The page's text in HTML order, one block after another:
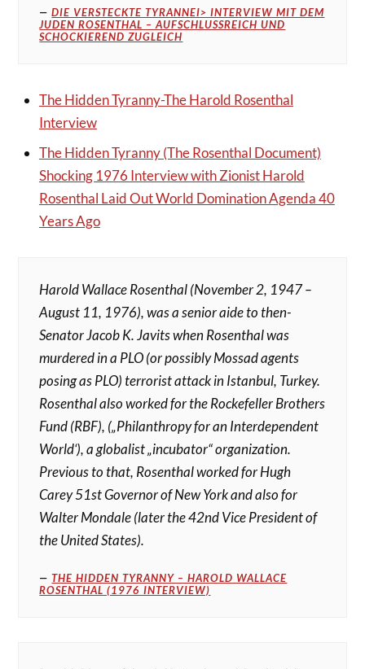
DIE VERSTECKTE TYRANNEI> INTERVIEW MIT DEM
JUDEN ROSENTHAL – AUFSCHLUSSREICH UND S
CHOCKIEREND ZUGLEICH
The Hidden Tyranny-The Harold Rosenthal
Interview
The Hidden Tyranny (The Rosenthal Document)
Shocking 1976 Interview with Zionist Harold
Rosenthal Laid Out World Domination Agenda 40
Years Ago
Harold Wallace Rosenthal (November 2, 1947 –
August 11, 1976), was a senior aide to then-
Senator Jacob K. Javits when Rosenthal was
murdered in a PLO (or possibly Mossad agents
posing as PLO) terrorist attack in Istanbul, Turkey.
Rosenthal also worked for the Rockefeller Brothers
Fund (RBF), („Philanthropy for an Interdependent
World‘), a globalist „incubator“ organization.
Previous to that, Rosenthal worked for Hugh
Carey 51st Governor of New York and also for
Walter Mondale (later the 42nd Vice President of
the United States).
THE HIDDEN TYRANNY – HAROLD WALLACE
ROSENTHAL (1976 INTERVIEW)